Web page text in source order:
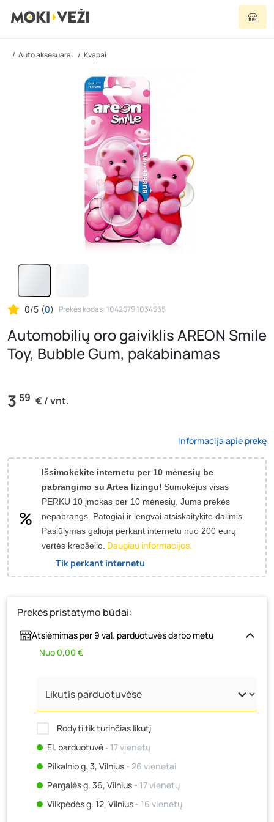
Auto aksesuarai Kvapai
0/5 (0) Prekės kodas: 1042679 1034555
Automobilių oro gaiviklis AREON Smile
Toy, Bubble Gum, pakabinamas
3 59 € / vnt.
Informacija apie prekę
Išsimokėkite internetu per 10 mėnesių be
pabrangimo su Artea lizingu! Sumokėjus visas
PERKU 10 įmokas per 10 mėnesių, Jums prekės
nepabrangs. Patogiai ir lengvai atsiskaitykite dalimis.
Pasiūlymas galioja perkant internetu nuo 200 eurų
vertės krepšelio. Daugiau informacijos.
Tik perkant internetu
Prekės pristatymo būdai:
Atsiėmimas per 9 val. parduotuvės darbo metu
Nuo 0,00 €
Rodyti tik turinčias likutį
El. parduotuvė‐ 17 vienetų
Pilkalnio g. 3, Vilnius - 26 vienetai
Pergalės g. 36, Vilnius - 17 vienetų
Vilkpėdės g. 12, Vilnius - 16 vienetų